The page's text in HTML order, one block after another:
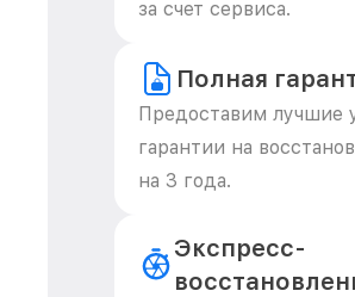
за счет сервиса.
Полная
Предоставим лучшие
гарантии на
на 3 года.
Экспресс-